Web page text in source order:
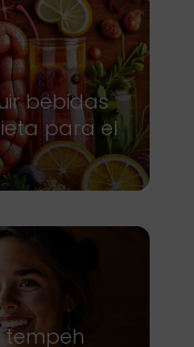
bebidas
para el
tempeh